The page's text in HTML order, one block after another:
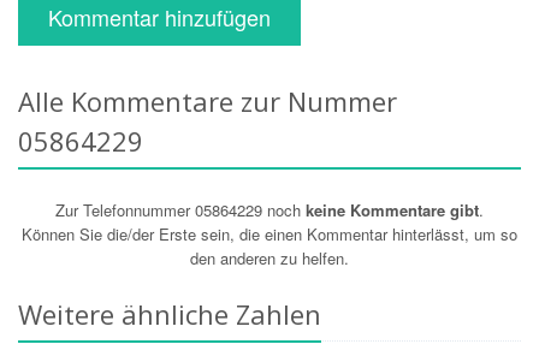
Kommentar hinzufügen
Alle Kommentare zur Nummer
05864229
Zur Telefonnummer 05864229 noch keine Kommentare gibt.
Können Sie die/der Erste sein, die einen Kommentar hinterlässt, um so
den anderen zu helfen.
Weitere ähnliche Zahlen